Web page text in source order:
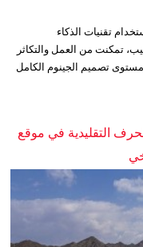
تقنيات الذكاء
تمكنت من العمل والتكاثر
تصميم الجينوم الكامل
التقليدية في موقع